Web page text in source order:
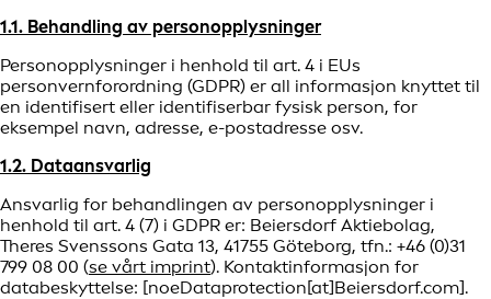
1.1. Behandling av personopplysninger
Personopplysninger i henhold til art. 4 i EUs
personvernforordning (GDPR) er all informasjon knyttet til
en identifisert eller identifiserbar fysisk person, for
eksempel navn, adresse, e-postadresse osv.
1.2. Dataansvarlig
Ansvarlig for behandlingen av personopplysninger i
henhold til art. 4 (7) i GDPR er: Beiersdorf Aktiebolag,
Theres Svenssons Gata 13, 41755 Göteborg, tfn.: +46 (0)31
799 08 00 (se vårt imprint). Kontaktinformasjon for
databeskyttelse: [noeDataprotection[at]Beiersdorf.com].